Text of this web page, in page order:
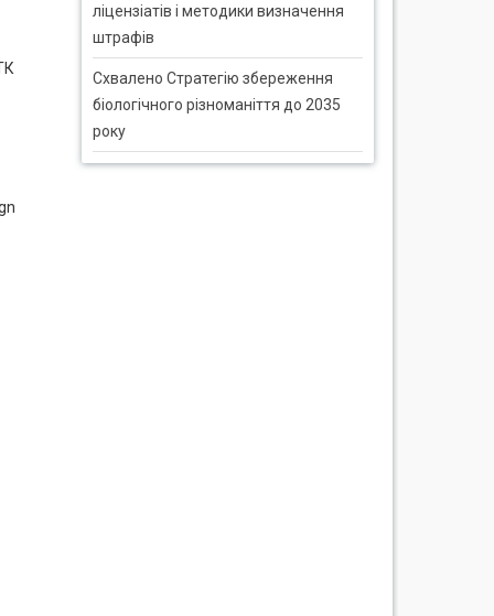
ліцензіатів і методики визначення
штрафів
Схвалено Стратегію збереження
біологічного різноманіття до 2035
року